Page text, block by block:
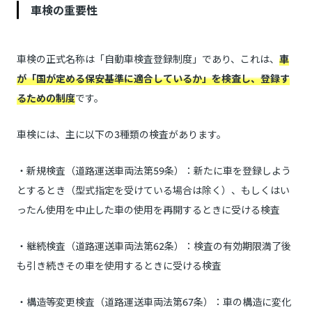
車検の重要性
車検の正式名称は「自動車検査登録制度」であり、これは、 車
が「国が定める保安基準に適合しているか」を検査し、登録す
るための制度です。
車検には、主に以下の3種類の検査があります。
・新規検査（道路運送車両法第59条）：新たに車を登録しよう
とするとき（型式指定を受けている場合は除く）、もしくはい
ったん使用を中止した車の使用を再開するときに受ける検査
・継続検査（道路運送車両法第62条）：検査の有効期限満了後
も引き続きその車を使用するときに受ける検査
・構造等変更検査（道路運送車両法第67条）：車の構造に変化